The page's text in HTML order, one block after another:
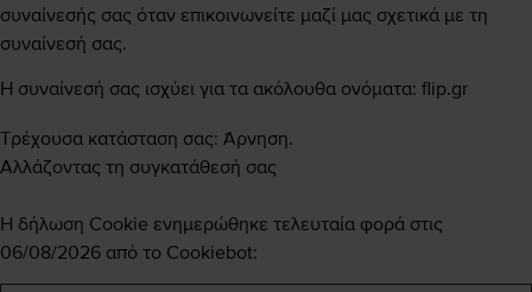
συναίνεσής σας όταν επικοινωνείτε μαζί μας σχετικά με τη
συναίνεσή σας.
Η συναίνεσή σας ισχύει για τα ακόλουθα ονόματα: flip.gr
Τρέχουσα κατάσταση σας: Άρνηση.
Αλλάζοντας τη συγκατάθεσή σας
Η δήλωση Cookie ενημερώθηκε τελευταία φορά στις
06/08/2026 από το Cookiebot: